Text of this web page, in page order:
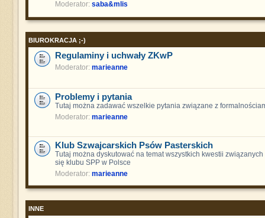
Moderator: saba&mlis
BIUROKRACJA ;-)
Regulaminy i uchwały ZKwP
Moderator: marieanne
Problemy i pytania
Tutaj można zadawać wszelkie pytania związane z
Moderator: marieanne
Klub Szwajcarskich Psów Pasterskich
Tutaj można dyskutować na temat wszystkich kwestii
się klubu SPP w Polsce
Moderator: marieanne
INNE